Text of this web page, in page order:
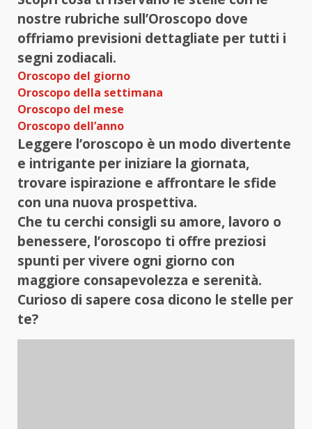
nostre rubriche sull’Oroscopo dove
offriamo previsioni dettagliate per tutti i
segni zodiacali.
Oroscopo del giorno
Oroscopo della settimana
Oroscopo del mese
Oroscopo dell’anno
Leggere l’oroscopo è un modo divertente
e intrigante per iniziare la giornata,
trovare ispirazione e affrontare le sfide
con una nuova prospettiva.
Che tu cerchi consigli su amore, lavoro o
benessere, l’oroscopo ti offre preziosi
spunti per vivere ogni giorno con
maggiore consapevolezza e serenità.
Curioso di sapere cosa dicono le stelle per
te?